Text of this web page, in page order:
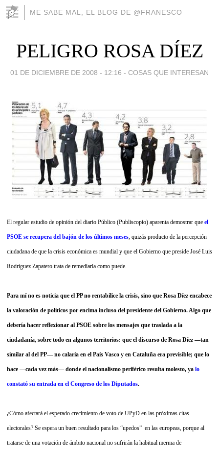
ME SABE MAL, EL BLOG DE @FRANESCO
PELIGRO ROSA DÍEZ
01 DE DICIEMBRE DE 2008 - 12:16 - COSAS QUE INTERESAN
El regular estudio de opinión del diario Público (Publiscopio) aparenta demostrar que el
PSOE se recupera del bajón de los últimos meses , quizás producto de la percepción
ciudadana de que la crisis económica es mundial y que el Gobierno que preside José Luis
Rodríguez Zapatero trata de remediarla como puede.
Para mí no es noticia que el PP no rentabilice la crisis, sino que Rosa Díez encabece
la valoración de políticos por encima incluso del presidente del Gobierno. Algo que
debería hacer reflexionar al PSOE sobre los mensajes que traslada a la
ciudadanía, sobre todo en algunos territorios: que el discurso de Rosa Díez —tan
similar al del PP— no calaría en el País Vasco y en Cataluña era previsible; que lo
hace —cada vez más— donde el nacionalismo periférico resulta molesto, ya lo
constató su entrada en el Congreso de los Diputados.
¿Cómo afectará el esperado crecimiento de voto de UPyD en las próximas citas
electorales? Se espera un buen resultado para los “upedos” en las europeas, porque al
tratarse de una votación de ámbito nacional no sufrirán la habitual merma de